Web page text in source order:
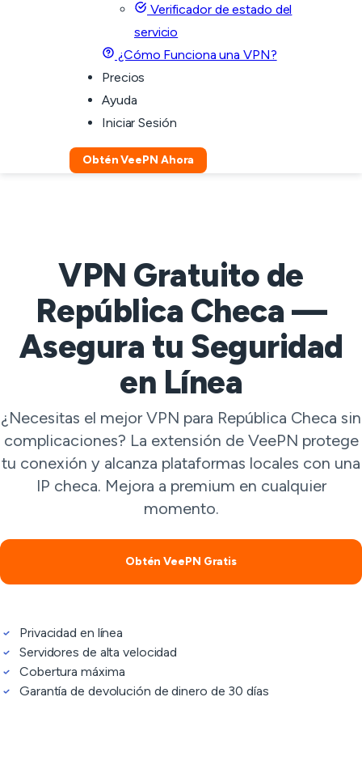
Verificador de estado del
servicio
¿Cómo Funciona una VPN?
Precios
Ayuda
Iniciar Sesión
Obtén VeePN Ahora
VPN Gratuito de
República Checa —
Asegura tu Seguridad
en Línea
¿Necesitas el mejor VPN para República Checa sin
complicaciones? La extensión de VeePN protege
tu conexión y alcanza plataformas locales con una
IP checa. Mejora a premium en cualquier
momento.
Obtén VeePN Gratis
Privacidad en línea
Servidores de alta velocidad
Cobertura máxima
Garantía de devolución de dinero de 30 días